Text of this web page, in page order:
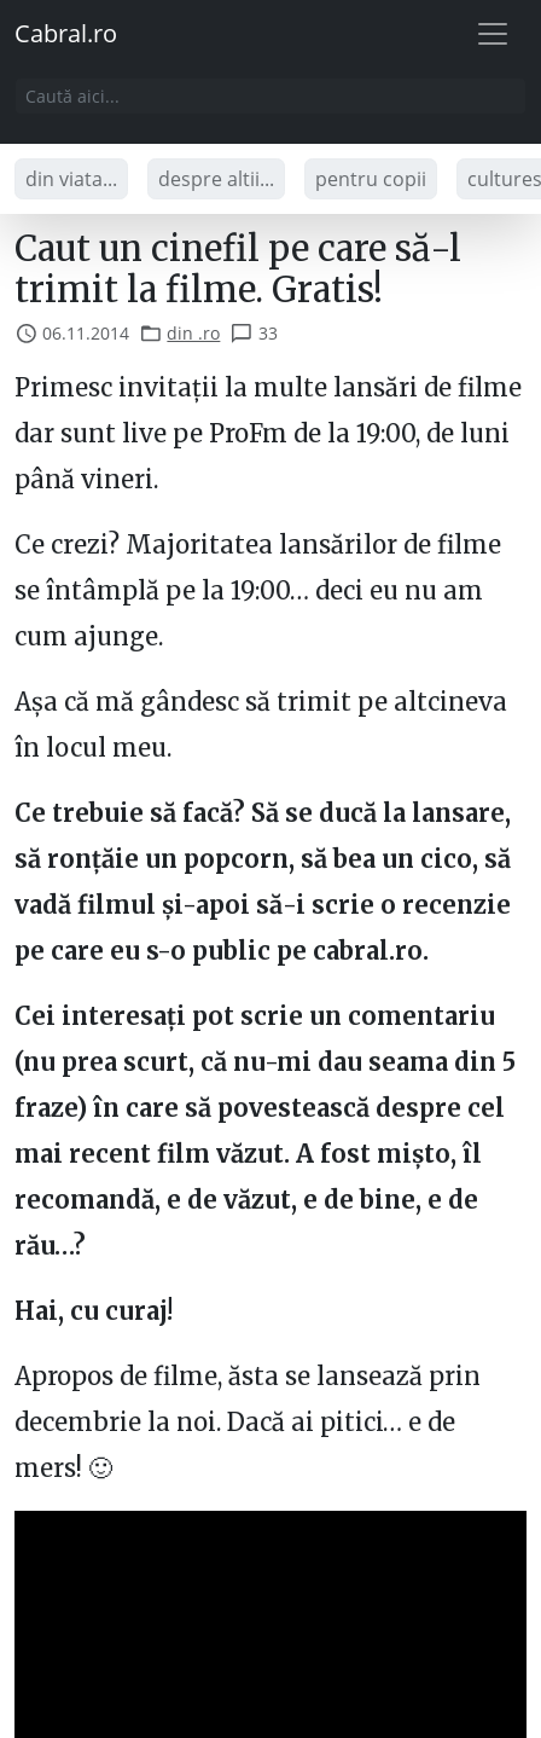
Cabral.ro
din viata... despre altii... pentru copii
Caut un cinefil pe care să-l
trimit la filme. Gratis!
06.11.2014 din .ro 33
Primesc invitații la multe lansări de filme
dar sunt live pe ProFm de la 19:00, de luni
până vineri.
Ce crezi? Majoritatea lansărilor de filme
se întâmplă pe la 19:00… deci eu nu am
cum ajunge.
Așa că mă gândesc să trimit pe altcineva
în locul meu.
Ce trebuie să facă? Să se ducă la lansare,
să ronțăie un popcorn, să bea un cico, să
vadă filmul și-apoi să-i scrie o recenzie
pe care eu s-o public pe cabral.ro.
Cei interesați pot scrie un comentariu
(nu prea scurt, că nu-mi dau seama din 5
fraze) în care să povestească despre cel
mai recent film văzut. A fost mișto, îl
recomandă, e de văzut, e de bine, e de
rău…?
Hai, cu curaj!
Apropos de filme, ăsta se lansează prin
decembrie la noi. Dacă ai pitici… e de
mers! 🙂